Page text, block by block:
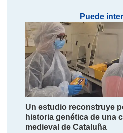
Puede
Un estudio reconstruye
historia genética de una
medieval de Cataluña